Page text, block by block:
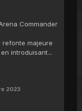
Commander
refonte majeure
introduisant...
2023